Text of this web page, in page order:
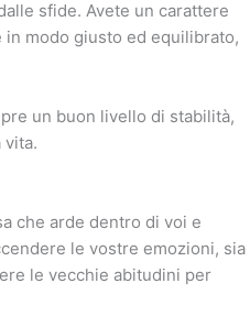
sfide. Avete un carattere
modo giusto ed equilibrato,
un buon livello di stabilità,
vita.
che arde dentro di voi e
le vostre emozioni, sia
le vecchie abitudini per